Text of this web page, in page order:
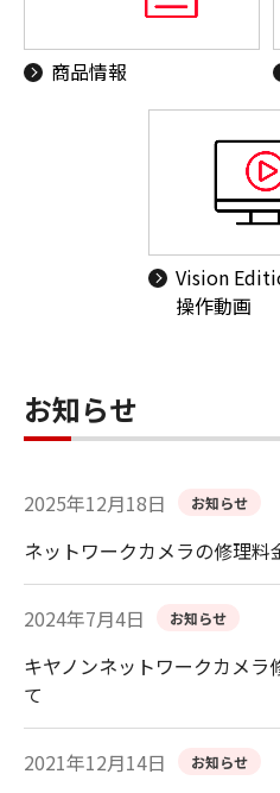
商品情報
Vision
操作動画
お知らせ
2025年12月18日 お知らせ
ネットワークカメラの修理料
2024年7月4日 お知らせ
キヤノンネットワークカメ
て
2021年12月14日 お知らせ